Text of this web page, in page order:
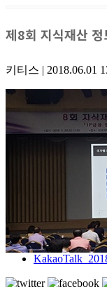
제8회 지식재산
키티스 | 2018.06.01